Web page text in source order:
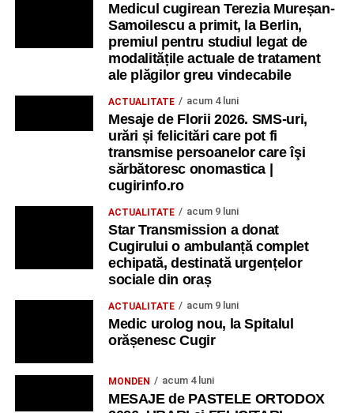
Medicul cugirean Terezia Mureșan-
Samoilescu a primit, la Berlin,
premiul pentru studiul legat de
modalitățile actuale de tratament
ale plăgilor greu vindecabile
ACTUALITATE acum 4 luni
Mesaje de Florii 2026. SMS-uri,
urări și felicitări care pot fi
transmise persoanelor care îşi
sărbătoresc onomastica |
cugirinfo.ro
ACTUALITATE acum 9 luni
Star Transmission a donat
Cugirului o ambulanță complet
echipată, destinată urgențelor
sociale din oraș
ACTUALITATE acum 9 luni
Medic urolog nou, la Spitalul
orășenesc Cugir
MONDEN acum 4 luni
MESAJE de PASTELE ORTODOX